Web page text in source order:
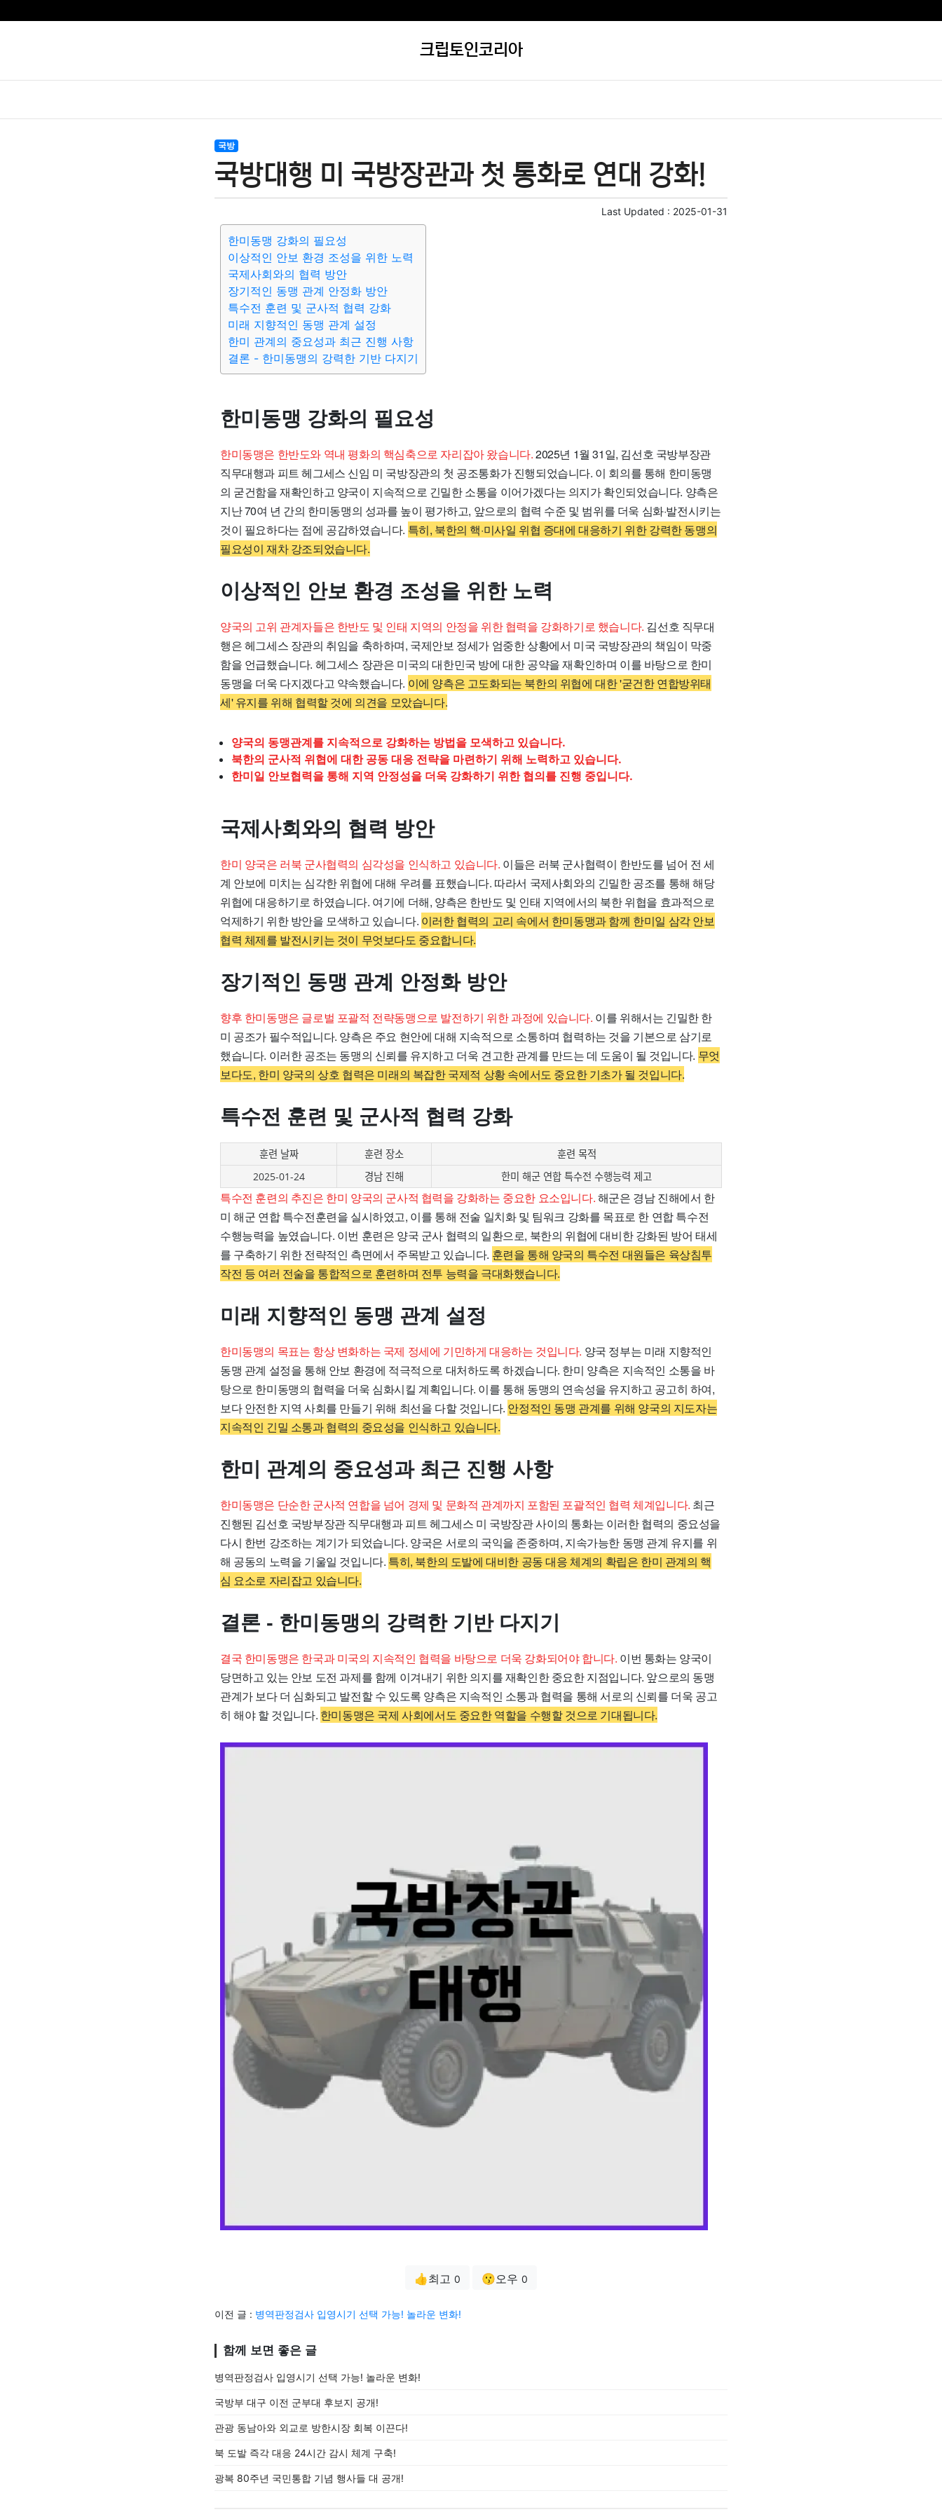
크립토인코리아
국방
국방대행 미 국방장관과 첫 통화로 연대 강화!
Last Updated : 2025-01-31
한미동맹 강화의 필요성
이상적인 안보 환경 조성을 위한 노력
국제사회와의 협력 방안
장기적인 동맹 관계 안정화 방안
특수전 훈련 및 군사적 협력 강화
미래 지향적인 동맹 관계 설정
한미 관계의 중요성과 최근 진행 사항
결론 - 한미동맹의 강력한 기반 다지기
한미동맹 강화의 필요성
한미동맹은 한반도와 역내 평화의 핵심축으로 자리잡아 왔습니다.2025년 1월 31일, 김선호 국방부장관
직무대행과 피트 헤그세스 신임 미 국방장관의 첫 공조통화가 진행되었습니다. 이 회의를 통해 한미동맹
의 굳건함을 재확인하고 양국이 지속적으로 긴밀한 소통을 이어가겠다는 의지가 확인되었습니다. 양측은
지난 70여 년 간의 한미동맹의 성과를 높이 평가하고, 앞으로의 협력 수준 및 범위를 더욱 심화·발전시키는
것이 필요하다는 점에 공감하였습니다. 특히, 북한의 핵·미사일 위협 증대에 대응하기 위한 강력한 동맹의
필요성이 재차 강조되었습니다.
이상적인 안보 환경 조성을 위한 노력
양국의 고위 관계자들은 한반도 및 인태 지역의 안정을 위한 협력을 강화하기로 했습니다. 김선호 직무대
행은 헤그세스 장관의 취임을 축하하며, 국제안보 정세가 엄중한 상황에서 미국 국방장관의 책임이 막중
함을 언급했습니다. 헤그세스 장관은 미국의 대한민국 방에 대한 공약을 재확인하며 이를 바탕으로 한미
동맹을 더욱 다지겠다고 약속했습니다. 이에 양측은 고도화되는 북한의 위협에 대한 '굳건한 연합방위태
세' 유지를 위해 협력할 것에 의견을 모았습니다.
양국의 동맹관계를 지속적으로 강화하는 방법을 모색하고 있습니다.
북한의 군사적 위협에 대한 공동 대응 전략을 마련하기 위해 노력하고 있습니다.
한미일 안보협력을 통해 지역 안정성을 더욱 강화하기 위한 협의를 진행 중입니다.
국제사회와의 협력 방안
한미 양국은 러북 군사협력의 심각성을 인식하고 있습니다. 이들은 러북 군사협력이 한반도를 넘어 전 세
계 안보에 미치는 심각한 위협에 대해 우려를 표했습니다. 따라서 국제사회와의 긴밀한 공조를 통해 해당
위협에 대응하기로 하였습니다. 여기에 더해, 양측은 한반도 및 인태 지역에서의 북한 위협을 효과적으로
억제하기 위한 방안을 모색하고 있습니다. 이러한 협력의 고리 속에서 한미동맹과 함께 한미일 삼각 안보
협력 체제를 발전시키는 것이 무엇보다도 중요합니다.
장기적인 동맹 관계 안정화 방안
향후 한미동맹은 글로벌 포괄적 전략동맹으로 발전하기 위한 과정에 있습니다. 이를 위해서는 긴밀한 한
미 공조가 필수적입니다. 양측은 주요 현안에 대해 지속적으로 소통하며 협력하는 것을 기본으로 삼기로
했습니다. 이러한 공조는 동맹의 신뢰를 유지하고 더욱 견고한 관계를 만드는 데 도움이 될 것입니다. 무엇
보다도, 한미 양국의 상호 협력은 미래의 복잡한 국제적 상황 속에서도 중요한 기초가 될 것입니다.
특수전 훈련 및 군사적 협력 강화
훈련 날짜 훈련 장소
훈련 목적
2025-01-24
경남 진해 한미 해군 연합 특수전 수행능력 제고
특수전 훈련의 추진은 한미 양국의 군사적 협력을 강화하는 중요한 요소입니다.해군은 경남 진해에서 한
미 해군 연합 특수전훈련을 실시하였고, 이를 통해 전술 일치화 및 팀워크 강화를 목표로 한 연합 특수전
수행능력을 높였습니다. 이번 훈련은 양국 군사 협력의 일환으로, 북한의 위협에 대비한 강화된 방어 태세
를 구축하기 위한 전략적인 측면에서 주목받고 있습니다. 훈련을 통해 양국의 특수전 대원들은 육상침투
작전 등 여러 전술을 통합적으로 훈련하며 전투 능력을 극대화했습니다.
미래 지향적인 동맹 관계 설정
한미동맹의 목표는 항상 변화하는 국제 정세에 기민하게 대응하는 것입니다. 양국 정부는 미래 지향적인
동맹 관계 설정을 통해 안보 환경에 적극적으로 대처하도록 하겠습니다. 한미 양측은 지속적인 소통을 바
탕으로 한미동맹의 협력을 더욱 심화시킬 계획입니다. 이를 통해 동맹의 연속성을 유지하고 공고히 하여,
보다 안전한 지역 사회를 만들기 위해 최선을 다할 것입니다. 안정적인 동맹 관계를 위해 양국의 지도자는
지속적인 긴밀 소통과 협력의 중요성을 인식하고 있습니다.
한미 관계의 중요성과 최근 진행 사항
한미동맹은 단순한 군사적 연합을 넘어 경제 및 문화적 관계까지 포함된 포괄적인 협력 체계입니다. 최근
진행된 김선호 국방부장관 직무대행과 피트 헤그세스 미 국방장관 사이의 통화는 이러한 협력의 중요성을
다시 한번 강조하는 계기가 되었습니다. 양국은 서로의 국익을 존중하며, 지속가능한 동맹 관계 유지를 위
해 공동의 노력을 기울일 것입니다. 특히, 북한의 도발에 대비한 공동 대응 체계의 확립은 한미 관계의 핵
심 요소로 자리잡고 있습니다.
결론 - 한미동맹의 강력한 기반 다지기
결국 한미동맹은 한국과 미국의 지속적인 협력을 바탕으로 더욱 강화되어야 합니다. 이번 통화는 양국이
당면하고 있는 안보 도전 과제를 함께 이겨내기 위한 의지를 재확인한 중요한 지점입니다. 앞으로의 동맹
관계가 보다 더 심화되고 발전할 수 있도록 양측은 지속적인 소통과 협력을 통해 서로의 신뢰를 더욱 공고
히 해야 할 것입니다. 한미동맹은 국제 사회에서도 중요한 역할을 수행할 것으로 기대됩니다.
👍최고 0 😗오우 0
이전 글 : 병역판정검사 입영시기 선택 가능! 놀라운 변화!
함께 보면 좋은 글
병역판정검사 입영시기 선택 가능! 놀라운 변화!
국방부 대구 이전 군부대 후보지 공개!
관광 동남아와 외교로 방한시장 회복 이끈다!
북 도발 즉각 대응 24시간 감시 체계 구축!
광복 80주년 국민통합 기념 행사들 대 공개!